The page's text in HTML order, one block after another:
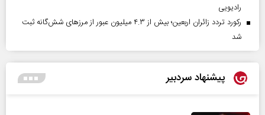
رادیویی
رکورد تردد زائران اربعین؛ بیش از ۴.۳ میلیون عبور از مرزهای شش‌گانه ثبت
شد
پیشنهاد سردبیر